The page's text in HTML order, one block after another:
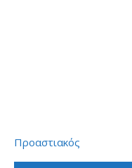
Προαστιακός